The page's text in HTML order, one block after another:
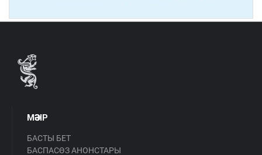
МӘЗІР
БАСТЫ БЕТ
БАСПАСӨЗ АНОНСТАРЫ